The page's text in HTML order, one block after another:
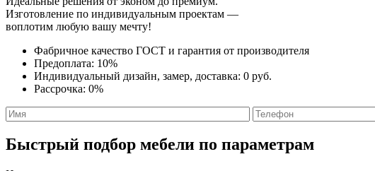
Изготовление по индивидуальным проектам —
воплотим любую вашу мечту!
Фабричное качество ГОСТ и гарантия от производителя
Предоплата: 10%
Индивидуальный дизайн, замер, доставка: 0 руб.
Рассрочка: 0%
Быстрый подбор мебели по параметрам